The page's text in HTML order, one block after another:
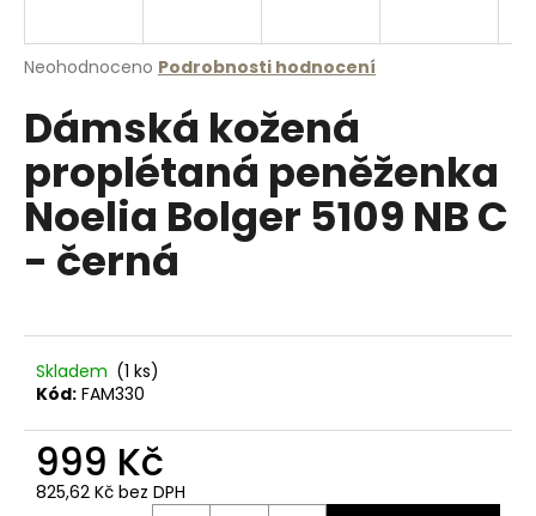
Průměrné
produktu
je
5
hvězdiček.
Neohodnoceno Podrobnosti hodnocení
Dámská kožená
proplétaná peněženka
Noelia Bolger 5109 NB C
- černá
Skladem (1 ks)
Kód: FAM330
999 Kč
825,62 Kč bez DPH
j
t
?
D
o
p
o